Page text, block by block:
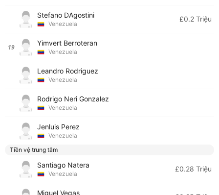
Stefano DAgostini
Venezuela
£0.2 Triệu
19 Yimvert Berroteran
Venezuela
Leandro Rodriguez
Venezuela
Rodrigo Neri Gonzalez
Venezuela
Jenluis Perez
Venezuela
Tiền vệ trung tâm
Santiago Natera
Venezuela
£0.28 Triệu
Miguel Vegas